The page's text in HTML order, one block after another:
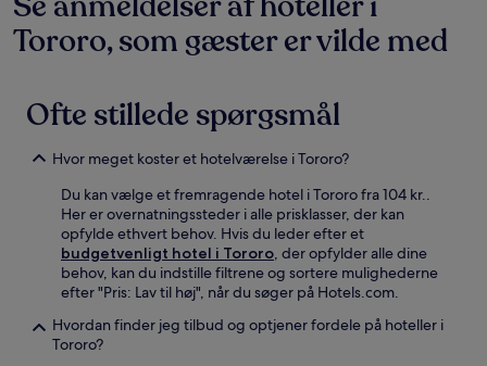
Tororo, som gæster er vilde med
Ofte stillede spørgsmål
Hvor meget koster et hotelværelse i Tororo?
Du kan vælge et fremragende hotel i Tororo fra 104 kr..
Her er overnatningssteder i alle prisklasser, der kan
opfylde ethvert behov. Hvis du leder efter et
budgetvenligt hotel i Tororo, der opfylder alle dine
behov, kan du indstille filtrene og sortere mulighederne
efter "Pris: Lav til høj", når du søger på Hotels.com.
Hvordan finder jeg tilbud og optjener fordele på hoteller i
Tororo?